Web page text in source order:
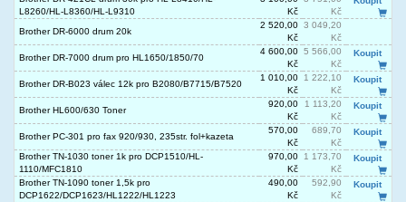
L8260/HL-L8360/HL-L9310
Kč
Kč
Brother DR-6000 drum 20k
2 520,00
Kč
3 049,20
Kč
Brother DR-7000 drum pro HL1650/1850/70
4 600,00
Kč
5 566,00
Kč
Koupit
Brother DR-B023 válec 12k pro B2080/B7715/B7520
1 010,00
Kč
1 222,10
Kč
Koupit
Brother HL600/630 Toner
920,00
Kč
1 113,20
Kč
Koupit
Brother PC-301 pro fax 920/930, 235str. fol+kazeta
570,00
Kč
689,70
Kč
Koupit
Brother TN-1030 toner 1k pro DCP1510/HL-
1110/MFC1810
970,00
Kč
1 173,70
Kč
Koupit
Brother TN-1090 toner 1,5k pro
DCP1622/DCP1623/HL1222/HL1223
490,00
Kč
592,90
Kč
Koupit